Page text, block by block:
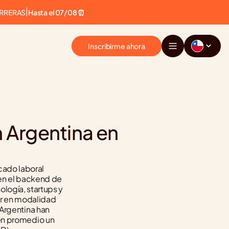
Hasta el 07/08 ⏰
Inscribirme ahora
Argentina en
laboral
el backend de
startups y
en modalidad
han
promedio un